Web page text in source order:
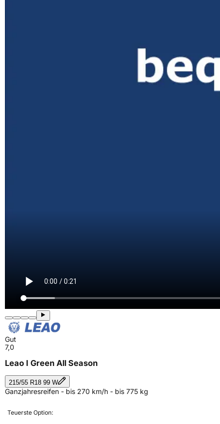
Gut
7,0
Leao I Green All Season
215/55 R18 99 W
Ganzjahresreifen - bis 270 km/h - bis 775 kg
Teuerste Option: